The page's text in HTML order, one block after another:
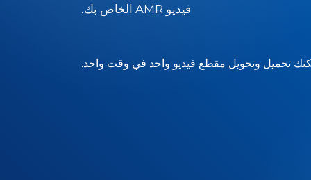
فيديو AMR الخاص بك.
تحميل وتحويل مقطع فيديو واحد في وقت واحد.